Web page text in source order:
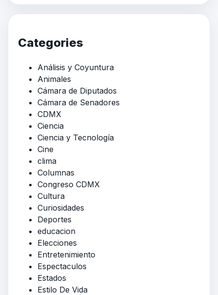
Categories
Análisis y Coyuntura
Animales
Cámara de Diputados
Cámara de Senadores
CDMX
Ciencia
Ciencia y Tecnología
Cine
clima
Columnas
Congreso CDMX
Cultura
Curiosidades
Deportes
educacion
Elecciones
Entretenimiento
Espectaculos
Estados
Estilo De Vida